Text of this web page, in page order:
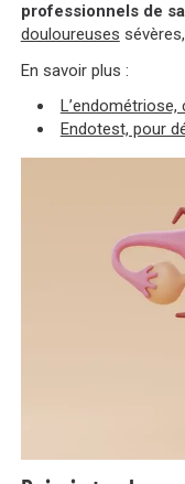
professionnels de
douloureuses
En savoir plus :
L’endométriose,
Endotest, pour